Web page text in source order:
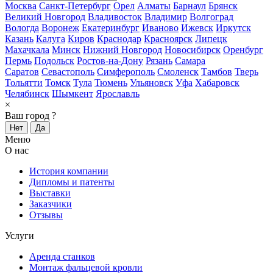
Москва Санкт-Петербург Орел Алматы Барнаул Брянск
Великий Новгород Владивосток Владимир Волгоград
Вологда Воронеж Екатеринбург Иваново Ижевск Иркутск
Казань Калуга Киров Краснодар Красноярск Липецк
Махачкала Минск Нижний Новгород Новосибирск Оренбург
Пермь Подольск Ростов-на-Дону Рязань Самара
Саратов Севастополь Симферополь Смоленск Тамбов Тверь
Тольятти Томск Тула Тюмень Ульяновск Уфа Хабаровск
Челябинск Шымкент Ярославль
×
Ваш город ?
Нет Да
Меню
О нас
История компании
Дипломы и патенты
Выставки
Заказчики
Отзывы
Услуги
Аренда станков
Монтаж фальцевой кровли